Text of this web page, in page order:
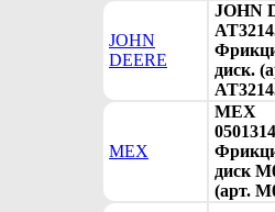
JOHN
DEERE
JOHN
диск.
MEX
MEX
диск
(арт.